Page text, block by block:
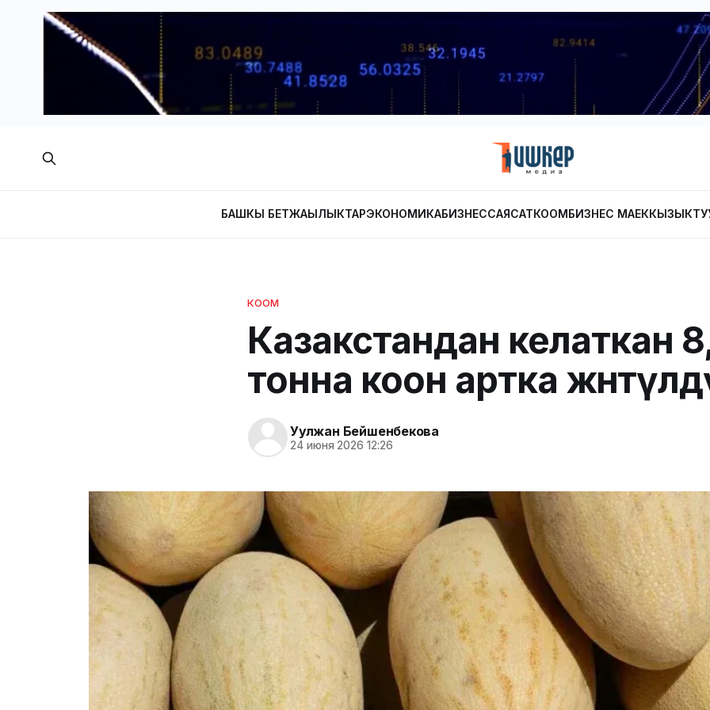
БАШКЫ БЕТЖАҢЫЛЫКТАРЭКОНОМИКАБИЗНЕССАЯСАТКООМБИЗНЕС МАЕК
КООМ
Казакстандан келаткан
тонна коон артка
Уулжан Бейшенбекова
24 июня 2026 12:26